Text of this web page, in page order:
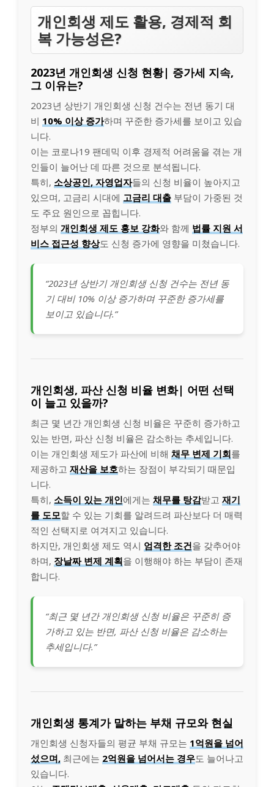
개인회생 제도 활용, 경제적 회
복 가능성은?
2023년 개인회생 신청 현황| 증가세 지속,
그 이유는?
2023년 상반기 개인회생 신청 건수는 전년 동기 대
비 10% 이상 증가하며 꾸준한 증가세를 보이고 있습
니다.
이는 코로나19 팬데믹 이후 경제적 어려움을 겪는 개
인들이 늘어난 데 따른 것으로 분석됩니다.
특히, 소상공인, 자영업자들의 신청 비율이 높아지고
있으며, 고금리 시대에 고금리 대출 부담이 가중된 것
도 주요 원인으로 꼽힙니다.
정부의 개인회생 제도 홍보 강화와 함께 법률 지원 서
비스 접근성 향상도 신청 증가에 영향을 미쳤습니다.
“2023년 상반기 개인회생 신청 건수는 전년 동
기 대비 10% 이상 증가하며 꾸준한 증가세를
보이고 있습니다.”
개인회생, 파산 신청 비율 변화| 어떤 선택
이 늘고 있을까?
최근 몇 년간 개인회생 신청 비율은 꾸준히 증가하고
있는 반면, 파산 신청 비율은 감소하는 추세입니다.
이는 개인회생 제도가 파산에 비해 채무 변제 기회를
제공하고 재산을 보호하는 장점이 부각되기 때문입
니다.
특히, 소득이 있는 개인에게는 채무를 탕감받고 재기
를 도모할 수 있는 기회를 알려드려 파산보다 더 매력
적인 선택지로 여겨지고 있습니다.
하지만, 개인회생 제도 역시 엄격한 조건을 갖추어야
하며, 장날짜 변제 계획을 이행해야 하는 부담이 존재
합니다.
“최근 몇 년간 개인회생 신청 비율은 꾸준히 증
가하고 있는 반면, 파산 신청 비율은 감소하는
추세입니다.”
개인회생 통계가 말하는 부채 규모와 현실
개인회생 신청자들의 평균 부채 규모는 1억원을 넘어
섰으며, 최근에는 2억원을 넘어서는 경우도 늘어나고
있습니다.